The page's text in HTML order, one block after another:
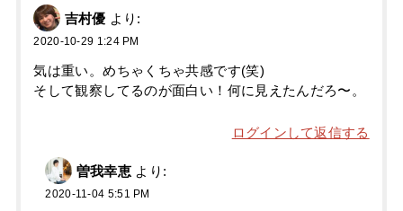
吉村優 より:
2020-10-29 1:24 PM
気は重い。めちゃくちゃ共感です(笑)
そして観察してるのが面白い！何に見えたんだろ〜。
ログインして返信する
曽我幸恵 より:
2020-11-04 5:51 PM